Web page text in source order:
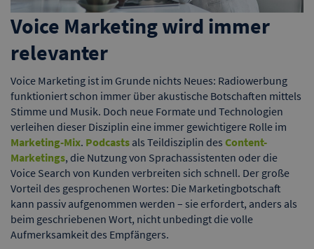
Voice Marketing wird immer
relevanter
Voice Marketing ist im Grunde nichts Neues: Radiowerbung
funktioniert schon immer über akustische Botschaften mittels
Stimme und Musik. Doch neue Formate und Technologien
verleihen dieser Disziplin eine immer gewichtigere Rolle im
Marketing-Mix. Podcasts als Teildisziplin des Content-
Marketings, die Nutzung von Sprachassistenten oder die
Voice Search von Kunden verbreiten sich schnell. Der große
Vorteil des gesprochenen Wortes: Die Marketingbotschaft
kann passiv aufgenommen werden – sie erfordert, anders als
beim geschriebenen Wort, nicht unbedingt die volle
Aufmerksamkeit des Empfängers.